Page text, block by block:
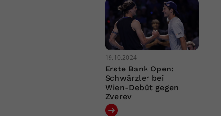
19.10.2024
Erste Bank Open:
Schwärzler bei
Wien-Debüt gegen
Zverev